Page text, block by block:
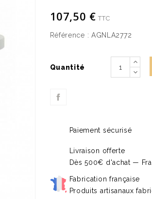
107,50 € TTC
Référence : AGNLA2772
Quantité
Paiement sécurisé
Livraison offerte
Dès 500€ d'achat —
Fabrication française
Produits artisanaux